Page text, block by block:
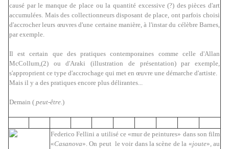
causé par le manque de place ou la quantité excessive (?) des pièces d'art
accumulées. Mais des collectionneurs disposant de place, ont parfois choisi
d'accrocher leurs œuvres d'une certaine manière, à l'instar du célèbre Barnes,
par exemple.
Il est certain que des pratiques contemporaines comme celle d'Allan
McCollum,(2) ou d'Araki (illustration de présentation) par exemple,
s'approprient ce type d'accrochage qui met en œuvre une démarche d'artiste.
Mais il y a des pratiques encore plus délirantes...
Demain ( peut-être.)
Federico Fellini a utilisé ce «mur de peintures» dans son film
«Casanova». On peut le voir dans la scène de la «joute», au